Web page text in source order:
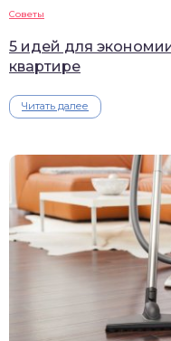
Советы
5 идей для
квартире
Читать далее